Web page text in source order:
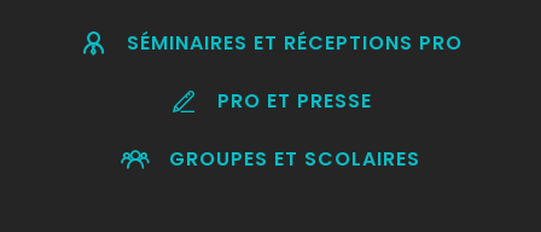
SÉMINAIRES ET RÉCEPTIONS PRO
PRO ET PRESSE
GROUPES ET SCOLAIRES